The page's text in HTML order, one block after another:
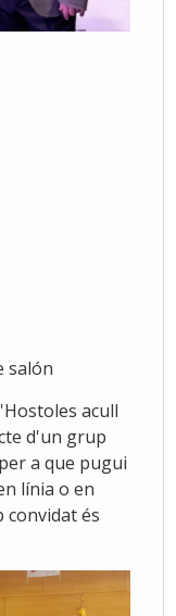
salón
acull
d'un grup
a que pugui
línia o en
convidat és